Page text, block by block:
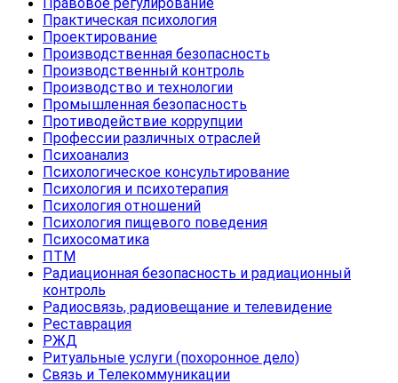
Практическая психология
Проектирование
Производственная безопасность
Производственный контроль
Производство и технологии
Промышленная безопасность
Противодействие коррупции
Профессии различных отраслей
Психоанализ
Психологическое консультирование
Психология и психотерапия
Психология отношений
Психология пищевого поведения
Психосоматика
ПТМ
Радиационная безопасность и радиационный
контроль
Радиосвязь, радиовещание и телевидение
Реставрация
РЖД
Ритуальные услуги (похоронное дело)
Связь и Телекоммуникации